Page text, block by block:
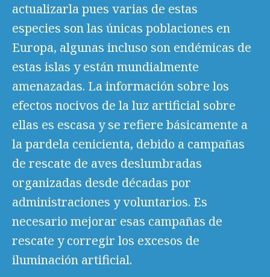
actualizarla pues varias de estas
especies son las únicas poblaciones en
Europa, algunas incluso son endémicas de
estas islas y están mundialmente
amenazadas. La información sobre los
efectos nocivos de la luz artificial sobre
ellas es escasa y se refiere básicamente a
la pardela cenicienta, debido a campañas
de rescate de aves deslumbradas
organizadas desde décadas por
administraciones y voluntarios. Es
necesario mejorar esas campañas de
rescate y corregir los excesos de
iluminación artificial.